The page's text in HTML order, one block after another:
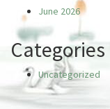
June 2026
Categories
Uncategorized